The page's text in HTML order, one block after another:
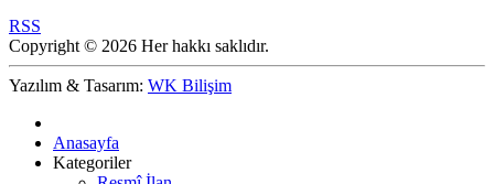
RSS
Copyright © 2026 Her hakkı saklıdır.
Yazılım & Tasarım: WK Bilişim
Anasayfa
Kategoriler